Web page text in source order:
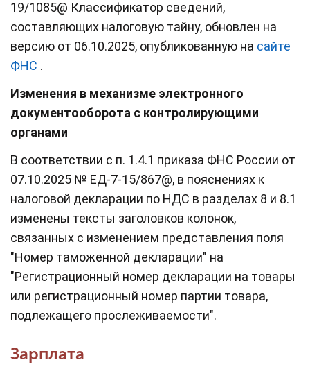
19/1085@ Классификатор сведений,
составляющих налоговую тайну, обновлен на
версию от 06.10.2025, опубликованную на сайте
ФНС .
Изменения в механизме электронного
документооборота с контролирующими
органами
В соответствии с п. 1.4.1 приказа ФНС России от
07.10.2025 № ЕД-7-15/867@, в пояснениях к
налоговой декларации по НДС в разделах 8 и 8.1
изменены тексты заголовков колонок,
связанных с изменением представления поля
"Номер таможенной декларации" на
"Регистрационный номер декларации на товары
или регистрационный номер партии товара,
подлежащего прослеживаемости".
Зарплата